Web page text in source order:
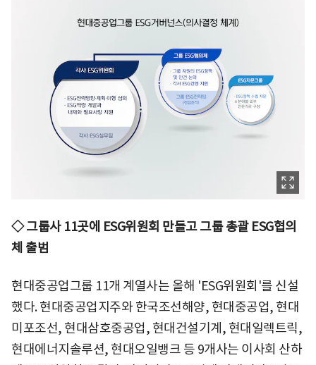
◇ 그룹사 11곳에 ESG위원회 만들고 그룹 총괄 ESG협의
체 출범
현대중공업그룹 11개 계열사는 올해 'ESG위원회'를 신설
했다. 현대중공업지주와 한국조선해양, 현대중공업, 현대
미포조선, 현대삼호중공업, 현대건설기계, 현대일렉트릭,
현대에너지솔루션, 현대오일뱅크 등 9개사는 이사회 산하